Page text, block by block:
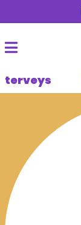
terveys